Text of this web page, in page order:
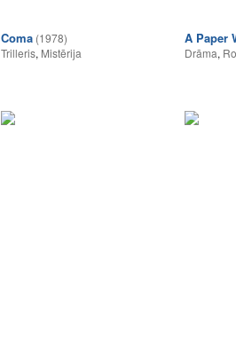
Coma (1978)
Trilleris, Mistērija
A Paper
Drāma,